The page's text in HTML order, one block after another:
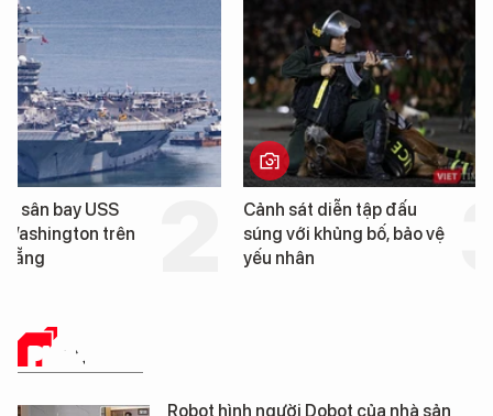
Cảnh sát diễn tập đấu
súng với khủng bố, bảo vệ
yếu nhân
Cận cảnh chiến hạm
tống tàu sân bay USS
PHÂN TÍCH
Robot hình người Dobot của nhà sản